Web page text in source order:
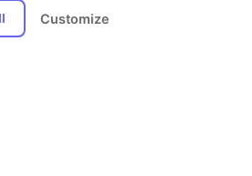
Customize